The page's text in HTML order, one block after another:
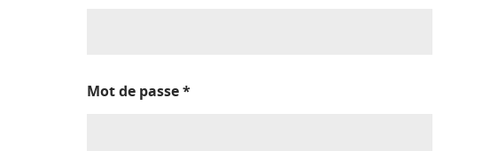
Mot de passe*